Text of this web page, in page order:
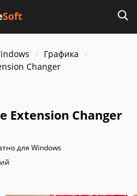
Графика
Changer
Extension Changer
для Windows